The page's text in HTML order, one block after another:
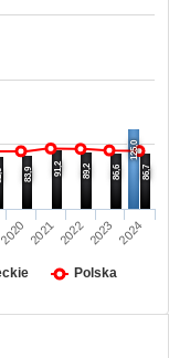
125,0
83,9 91,2 89,2 86,6 86,7
2020 2021 2022 2023 2024
Polska